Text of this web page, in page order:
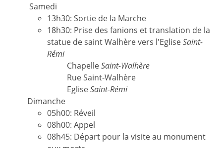
Samedi
13h30: Sortie de la Marche
18h30: Prise des fanions et translation de la
statue de saint Walhère vers l'EgliseSaint-
Rémi
ChapelleSaint-Walhère
Rue Saint-Walhère
EgliseSaint-Rémi
Dimanche
05h00: Réveil
08h00: Appel
08h45: Départ pour la visite au monument